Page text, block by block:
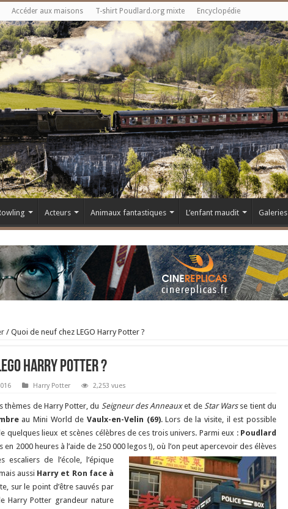
Accéder aux maisons T-shirt Poudlard.org mixte Encyclopédie
Acteurs Animaux fantastiques L’enfant maudit Galeries
/ Quoi de neuf chez LEGO Harry Potter ?
Harry Potter ?
Harry Potter 2,253 vues
thèmes de Harry Potter, du Seigneur des Anneauxet de Star Warsse tient du
au Mini World de Vaulx-en-Velin (69). Lors de la visite, il est possible
quelques lieux et scènes célèbres de ces trois univers. Parmi eux : Poudlard
en 2000 heures à l’aide de 250 000 legos !), où l’on peut apercevoir des élèves
escaliers de l’école, l’épique
aussi Harry et Ron face à
sur le point d’être sauvés par
Harry Potter grandeur nature